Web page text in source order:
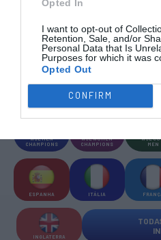
Opted In
I want to opt-out of
Retention, Sale, and/or
Personal Data that Is
Purposes for which it was
Opted Out
CONFIRM
COMPETIÇÕES
WSE MEN
CHAMPIONS
WSE WOMEN
CHAMPIONS
WSE
MEN
ESPANHA ITÁLIA
INGLATERRA